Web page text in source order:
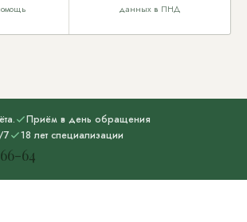
данных в ПНД
Приём в день обращения
7
18 лет специализации
64